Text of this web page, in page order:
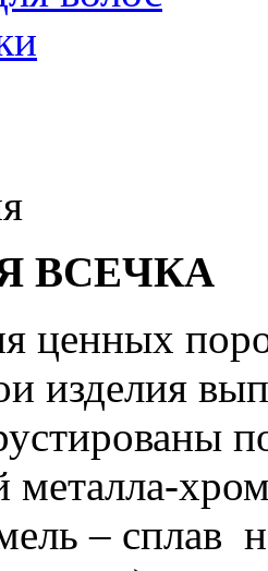
ВСЕЧКА
ценных
изделия
металла-
– сплав